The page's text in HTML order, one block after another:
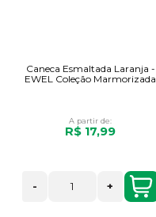
Caneca Esmaltada Laranja -
EWEL Coleção Marmorizada
A partir de:
R$ 17,99
- +